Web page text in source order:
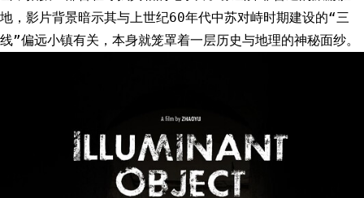
地，影片背景暗示其与上世纪60年代中苏对峙时期建设的“三
线”偏远小镇有关，本身就笼罩着一层历史与地理的神秘面纱。